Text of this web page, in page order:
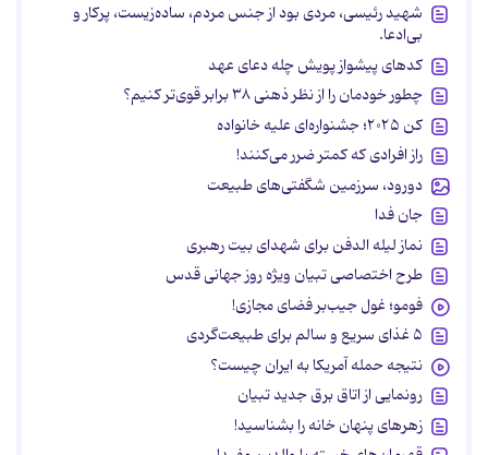
شهید رئیسی، مردی بود از جنس مردم، ساده‌زیست، پرکار و
بی‌ادعا.
کدهای پیشواز پویش چله دعای عهد
چطور خودمان را از نظر ذهنی ۳۸ برابر قوی‌تر کنیم؟
کن ۲۰۲۵؛ جشنواره‌ای علیه خانواده
راز افرادی که کمتر ضرر می‌کنند!
دورود، سرزمین شگفتی‌های طبیعت
جان فدا
نماز لیله الدفن برای شهدای بیت رهبری
طرح اختصاصی تبیان ویژه روز جهانی قدس
فومو؛ غول جیب‌بر فضای مجازی!
۵ غذای سریع و سالم برای طبیعت‌گردی
نتیجه حمله آمریکا به ایران چیست؟
رونمایی از اتاق برق جدید تبیان
زهرهای پنهان خانه را بشناسید!